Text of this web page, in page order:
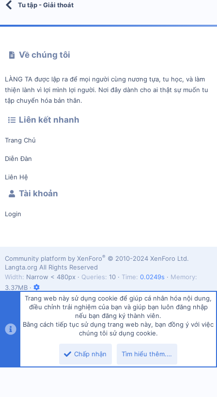
Tu tập - Giải thoát
Về chúng tôi
LÀNG TA được lập ra để mọi người cùng nương tựa, tu học, và làm
thiện lành vì lợi mình lợi người. Nơi đây dành cho ai thật sự muốn tu
tập chuyển hóa bản thân.
Liên kết nhanh
Trang Chủ
Diễn Đàn
Liên Hệ
Tài khoản
Login
Vietnamese (VN)
R
S
Community platform by XenForo® © 2010-2024 XenForo Ltd.
Langta.org All Rights Reserved
Width
Queries 10 Time 0.0249s
Memory
3.37MB
Trang web này sử dụng cookie để giúp cá nhân hóa nội dung,
điều chỉnh trải nghiệm của bạn và giúp bạn luôn đăng nhập
nếu bạn đăng ký thành viên.
Bằng cách tiếp tục sử dụng trang web này, bạn đồng ý với việc
chúng tôi sử dụng cookie.
Chấp nhận Tìm hiểu thêm.…